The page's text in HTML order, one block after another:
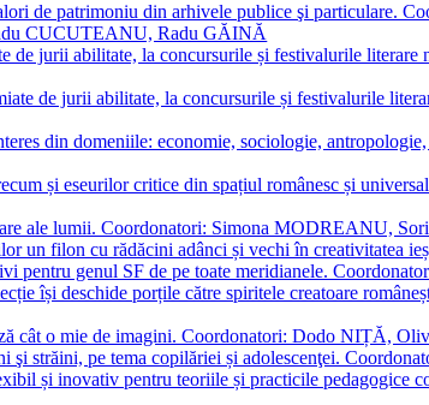
de patrimoniu din arhivele publice şi
CUCUTEANU, Radu GĂINĂ
de jurii abilitate, la concursurile și festivalurile literare
de jurii abilitate, la concursurile și festivalurile
din domeniile: economie, sociologie,
și eseurilor critice din spațiul românesc și
ale lumii. Coordonatori: Simona MODREANU,
un filon cu rădăcini adânci și vechi în creativitatea
pentru genul SF de pe toate meridianele.
își deschide porțile către spiritele creatoare
cât o mie de imagini. Coordonatori: Dodo NIȚĂ,
şi străini, pe tema copilăriei și adolescenţei.
și inovativ pentru teoriile și practicile pedagogice